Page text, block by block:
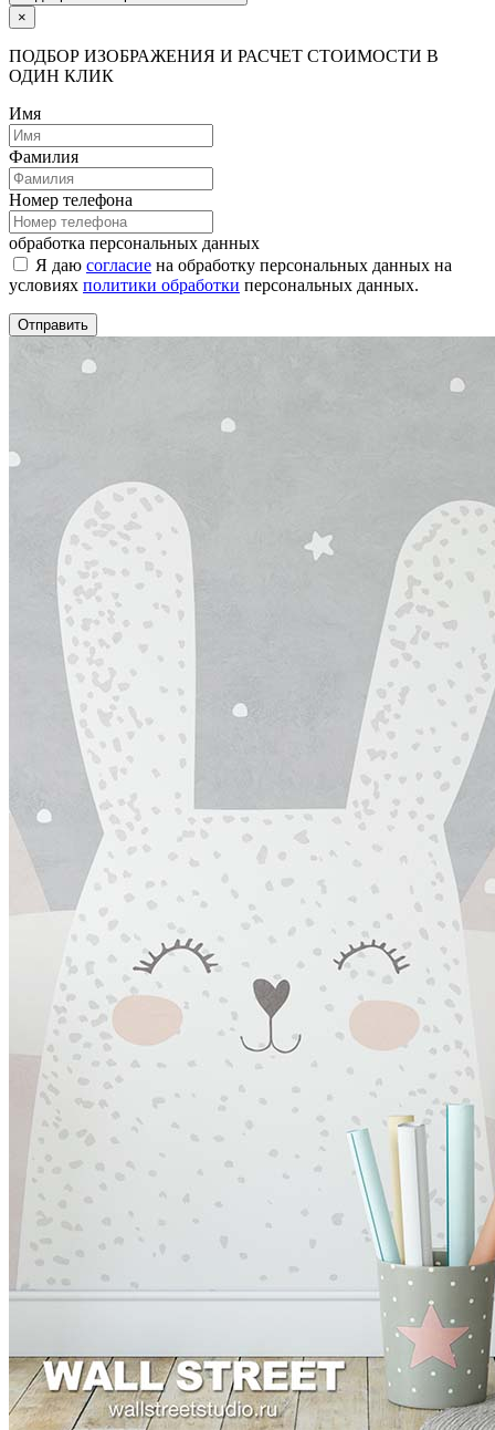
×
ПОДБОР ИЗОБРАЖЕНИЯ И РАСЧЕТ СТОИМОСТИ В
ОДИН КЛИК
Имя
Фамилия
Номер телефона
обработка персональных данных
Я даю согласие на обработку персональных данных на
условиях политики обработки персональных данных.
Отправить